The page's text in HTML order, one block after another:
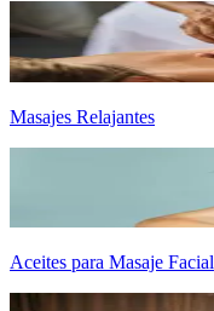
Masajes Relajantes
Aceites para Masaje Facial